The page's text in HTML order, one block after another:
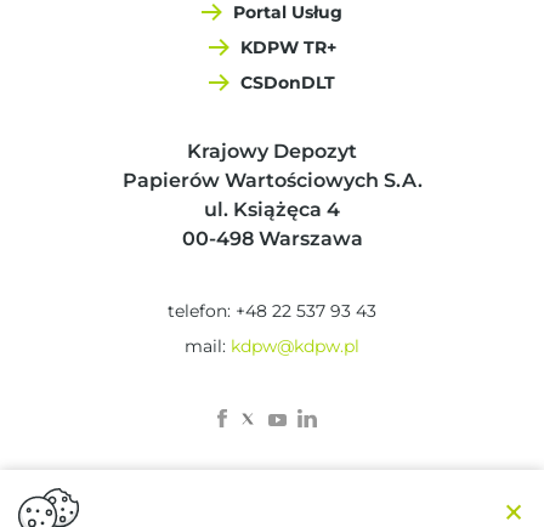
Portal Usług
KDPW TR+
CSDonDLT
Krajowy Depozyt
Papierów Wartościowych S.A.
ul. Książęca 4
00-498 Warszawa
telefon: +48 22 537 93 43
mail: kdpw@kdpw.pl
×